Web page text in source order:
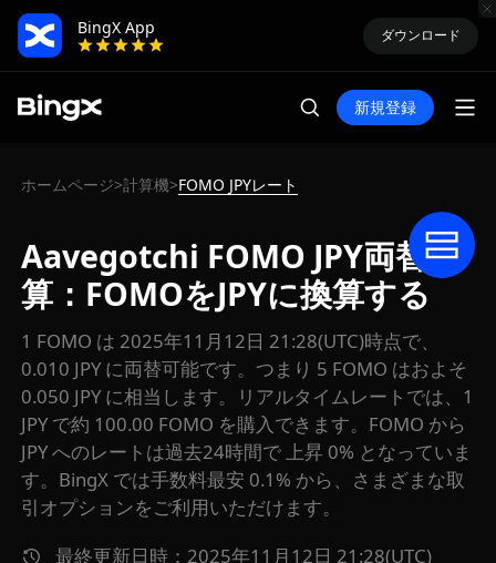
BingX App
ダウンロード
新規登録
ホームページ>計算機>FOMO JPYレート
Aavegotchi FOMO JPY両替計
算：FOMOをJPYに換算する
1 FOMO は 2025年11月12日 21:28(UTC)時点で、
0.010 JPY に両替可能です。つまり 5 FOMO はおよそ
0.050 JPY に相当します。リアルタイムレートでは、1
JPY で約 100.00 FOMO を購入できます。FOMO から
JPY へのレートは過去24時間で 上昇 0% となっていま
す。BingX では手数料最安 0.1% から、さまざまな取
引オプションをご利用いただけます。
最終更新日時：2025年11月12日 21:28(UTC)